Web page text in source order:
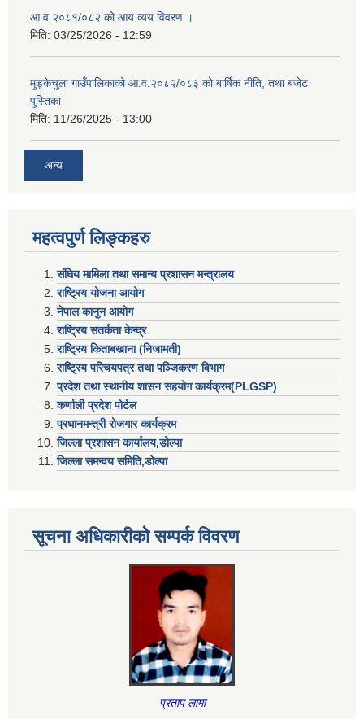
आ व २०८१/०८२ को आय व्यय विवरण ।
मिति: 03/25/2026 - 12:59
मुड्केचुला गाउँपालिकाको आ.व.२०८२/०८३ को बार्षिक नीति, तथा बजेट
पुस्तिका
मिति: 11/26/2025 - 13:00
अन्य
महत्वपुर्ण लिङ्कहरु
संघिय मामिला तथा समान्य प्रशासन मन्त्रालय
राष्ट्रिय योजना आयोग
नेपाल कानुन आयोग
राष्ट्रिय सतर्कता केन्द्र
राष्ट्रिय किताबखाना (निजामती)
राष्ट्रिय परिचयपत्र तथा पञ्जिकरण विभाग
प्रदेश तथा स्थानीय शासन सहयाेग कार्यक्रम(PLGSP)
कर्णाली प्रदेश पोर्टल
प्रधानमन्त्री राेजगार कार्यक्रम
जिल्ला प्रशासन कार्यालय,डोल्पा
जिल्ला समन्वय समिति,डोल्प
सूचना अधिकारीकाे सम्पर्क विवरण
प्रताप लामा